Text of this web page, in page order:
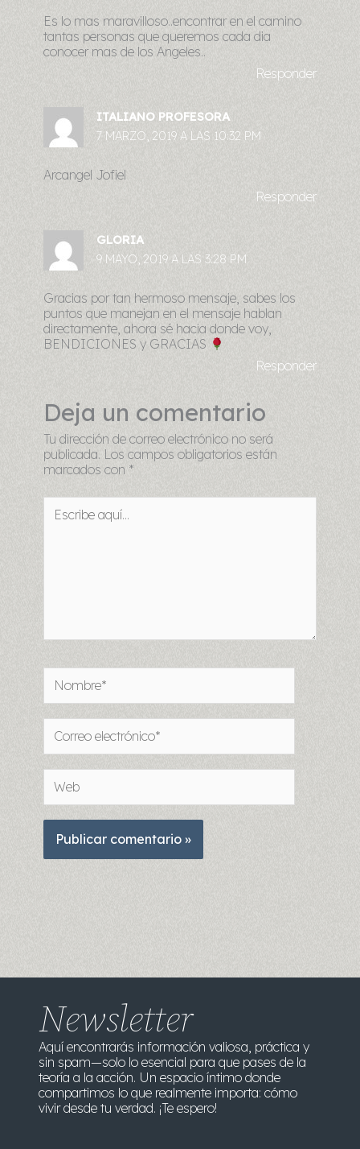
Es lo mas maravilloso..encontrar en el camino
tantas personas que queremos cada dia
conocer mas de los Angeles..
Responder
ITALIANO PROFESORA
7 MARZO, 2019 A LAS 10:32 PM
Arcangel Jofiel
Responder
GLORIA
9 MAYO, 2019 A LAS 3:28 PM
Gracias por tan hermoso mensaje, sabes los
puntos que manejan en el mensaje hablan
directamente, ahora sé hacia donde voy,
BENDICIONES y GRACIAS
Responder
Deja un comentario
Tu dirección de correo electrónico no será
publicada. Los campos obligatorios están
marcados con *
aquí...
electrónico*
Newsletter
Aquí encontrarás información valiosa, práctica y
sin spam—solo lo esencial para que pases de la
teoría a la acción. Un espacio íntimo donde
compartimos lo que realmente importa: cómo
vivir desde tu verdad. ¡Te espero!